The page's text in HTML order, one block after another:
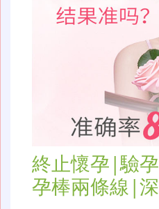
終止懷孕|驗
孕棒兩條線|